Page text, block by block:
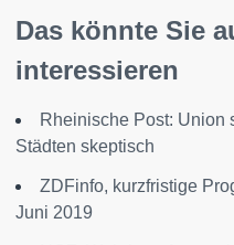
Das könnte Sie
interessieren
Rheinische Post: Union
Städten skeptisch
ZDFinfo, kurzfristige
Juni 2019